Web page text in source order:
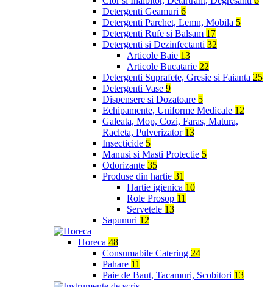
Detergenti Geamuri 6
Detergenti Parchet, Lemn, Mobila 5
Detergenti Rufe si Balsam 17
Detergenti si Dezinfectanti 32
Articole Baie 13
Articole Bucatarie 22
Detergenti Suprafete, Gresie si Faianta 25
Detergenti Vase 9
Dispensere si Dozatoare 5
Echipamente, Uniforme Medicale 12
Galeata, Mop, Cozi, Faras, Matura,
Racleta, Pulverizator 13
Insecticide 5
Manusi si Masti Protectie 5
Odorizante 35
Produse din hartie 31
Hartie igienica 10
Role Prosop 11
Servetele 13
Sapunuri 12
Horeca 48
Consumabile Catering 24
Pahare 11
Paie de Baut, Tacamuri, Scobitori 13